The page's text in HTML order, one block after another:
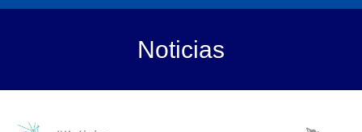
Noticias